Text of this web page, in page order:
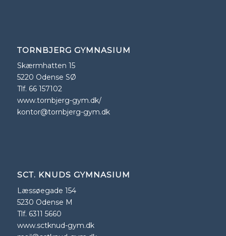
TORNBJERG GYMNASIUM
Skærmhatten 15
5220 Odense SØ
Tlf. 66 157102
www.tornbjerg-gym.dk/
kontor@tornbjerg-gym.dk
SCT. KNUDS GYMNASIUM
Læssøegade 154
5230 Odense M
Tlf. 6311 5660
www.sctknud-gym.dk